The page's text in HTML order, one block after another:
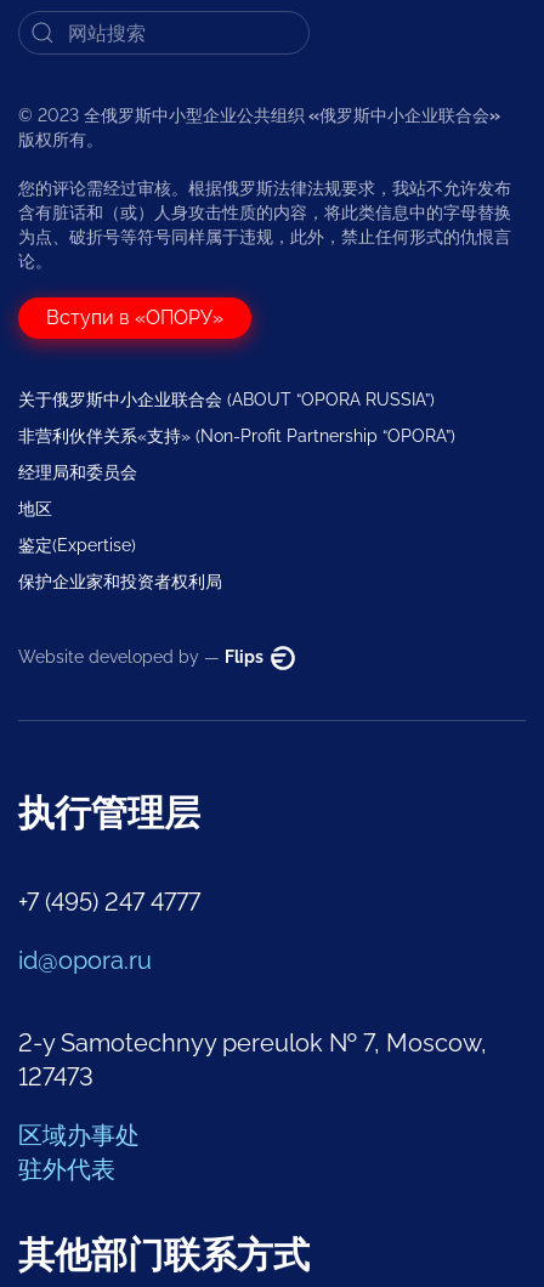
© 2023 全俄罗斯中小型企业公共组织 «俄罗斯中小企业联合会»
版权所有。
您的评论需经过审核。根据俄罗斯法律法规要求，我站不允许发布
含有脏话和（或）人身攻击性质的内容，将此类信息中的字母替换
为点、破折号等符号同样属于违规，此外，禁止任何形式的仇恨言
论。
Вступи в «ОПОРУ»
关于俄罗斯中小企业联合会 (ABOUT “OPORA RUSSIA”)
非营利伙伴关系«支持» (Non-Profit Partnership “OPORA”)
经理局和委员会
地区
鉴定(Expertise)
保护企业家和投资者权利局
Website developed by — Flips
执行管理层
+7 (495) 247 4777
id@opora.ru
2-y Samotechnyy pereulok № 7, Moscow,
127473
区域办事处
驻外代表
其他部门联系方式